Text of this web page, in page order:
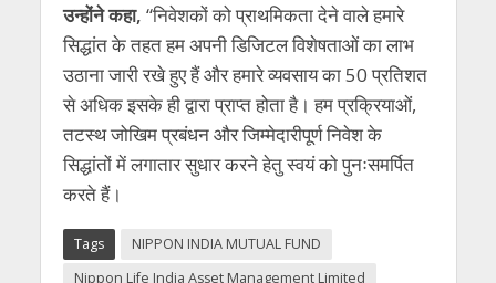
उन्होंने कहा, “निवेशकों को प्राथमिकता देने वाले हमारे
सिद्धांत के तहत हम अपनी डिजिटल विशेषताओं का लाभ
उठाना जारी रखे हुए हैं और हमारे व्यवसाय का 50 प्रतिशत
से अधिक इसके ही द्वारा प्राप्त होता है। हम प्रक्रियाओं,
तटस्थ जोखिम प्रबंधन और जिम्मेदारीपूर्ण निवेश के
सिद्धांतों में लगातार सुधार करने हेतु स्वयं को पुनःसमर्पित
करते हैं।
Tags
NIPPON INDIA MUTUAL FUND
Nippon Life India Asset Management Limited